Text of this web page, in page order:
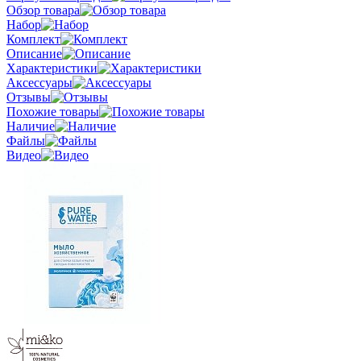
Обзор товара
Набор
Комплект
Описание
Характеристики
Аксессуары
Отзывы
Похожие товары
Наличие
Файлы
Видео